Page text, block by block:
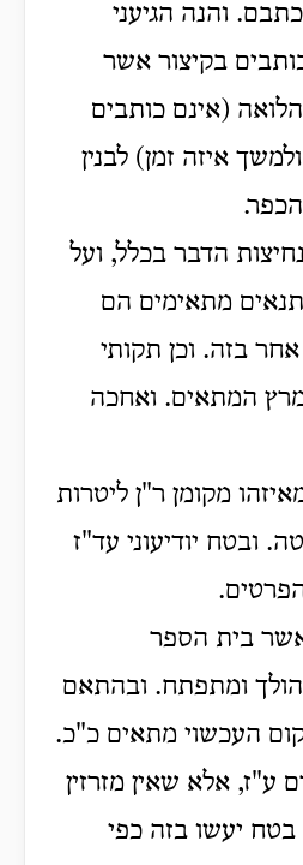
והנה הגיעני
בקיצור אשר
(אינם כותבים
איזה זמן) לבנין
הדבר בכלל, ועל
מתאימים הם
בזה. וכן תקותי
המתאים. ואחכה
מקומן ר"ן ליטרות
ובטח יודיעוני עד"ז
בית הספר
ומתפתח. ובהתאם
העכשוי מתאים כ"כ.
ע"ז, אלא שאין מזרזין
בטח יעשו בזה כפי